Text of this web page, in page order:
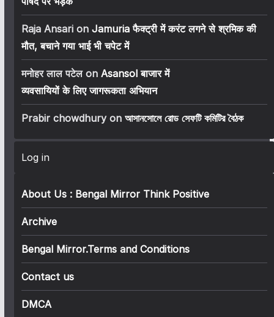
Raja Ansarion Jamuria फैक्ट्री में करंट लगने से श्रमिक की
मौत, बचाने गया भाई भी चपेट में
मनोहर लाल पटेलon Asansol बाजार में
व्यवसायियों के लिए जागरूकता अभियान
Prabir chowdhuryon আসানসোলে রোড সেফটি কমিটির বৈঠক
Log in
About Us : Bengal Mirror Think Positive
Archive
Bengal Mirror.Terms and Conditions
Contact us
DMCA